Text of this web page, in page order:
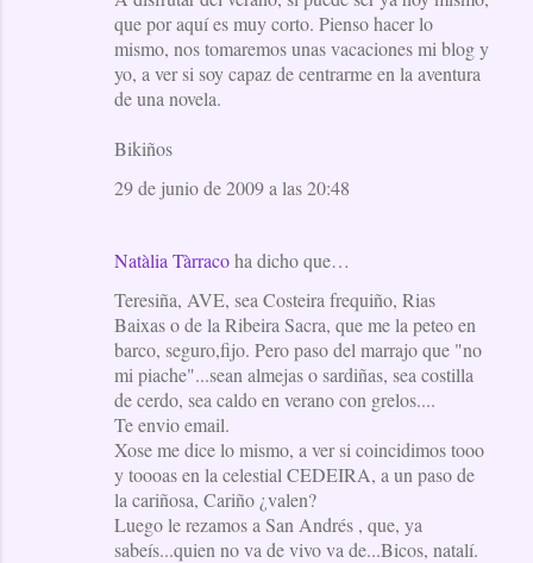
que por aquí es muy corto. Pienso hacer lo
mismo, nos tomaremos unas vacaciones mi blog y
yo, a ver si soy capaz de centrarme en la aventura
de una novela.
Bikiños
29 de junio de 2009 a las 20:48
Natàlia Tàrracoha dicho que…
Teresiña, AVE, sea Costeira frequiño, Rias
Baixas o de la Ribeira Sacra, que me la peteo en
barco, seguro,fijo. Pero paso del marrajo que "no
mi piache"...sean almejas o sardiñas, sea costilla
de cerdo, sea caldo en verano con grelos....
Te envio email.
Xose me dice lo mismo, a ver si coincidimos tooo
y toooas en la celestial CEDEIRA, a un paso de
la cariñosa, Cariño ¿valen?
Luego le rezamos a San Andrés , que, ya
sabeís...quien no va de vivo va de...Bicos, natalí.